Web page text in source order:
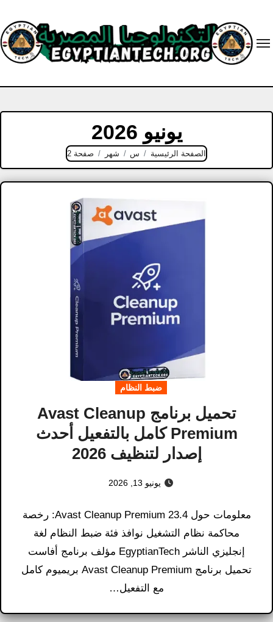
content
يونيو 2026
الصفحة الرئيسية س شهر صفحة 2
ضبط النظام
تحميل برنامج Avast Cleanup
Premium كامل بالتفعيل أحدث
إصدار لتنظيف 2026
يونيو 13, 2026
معلومات حول Avast Cleanup Premium 23.4: رخصة
محاكمة نظام التشغيل نوافذ فئة ضبط النظام لغة
إنجليزي الناشر EgyptianTech مؤلف برنامج أفاست
تحميل برنامج Avast Cleanup Premium بريميوم كامل
مع التفعيل…